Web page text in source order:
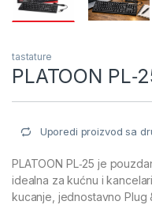
tastature
PLATOON
Uporedi proizvod sa
PLATOON PL‑25 je
idealna za kućnu i
kucanje, jednostavno Plug